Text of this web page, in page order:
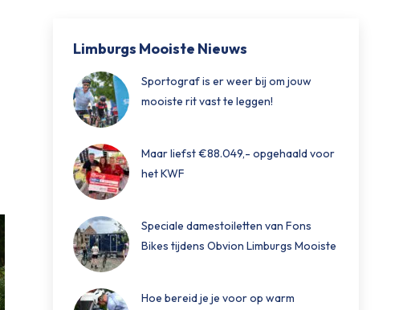
Limburgs Mooiste Nieuws
Sportograf is er weer bij om jouw
mooiste rit vast te leggen!
Maar liefst €88.049,- opgehaald voor
het KWF
Speciale damestoiletten van Fons
Bikes tijdens Obvion Limburgs Mooiste
Hoe bereid je je voor op warm